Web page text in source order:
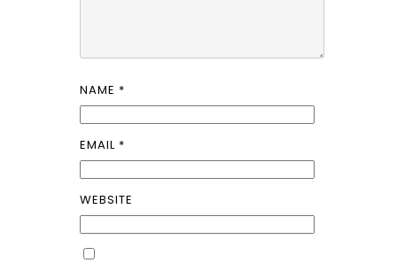
NAME *
EMAIL *
WEBSITE